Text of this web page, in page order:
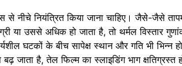
से नीचे नियंत्रित किया जाना चाहिए। जैसे-जैसे
या उससे अधिक हो जाता है, तो थर्मल विस्तार
घटकों के बीच सापेक्ष स्थान और गति भी भिन्न
जाता है, तेल फिल्म का स्लाइडिंग भाग क्षतिग्रस्त